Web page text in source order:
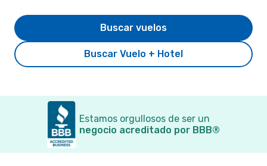
Buscar Vuelo + Hotel
Buscar vuelos
Estamos orgullosos de ser un
negocio acreditado por BBB®